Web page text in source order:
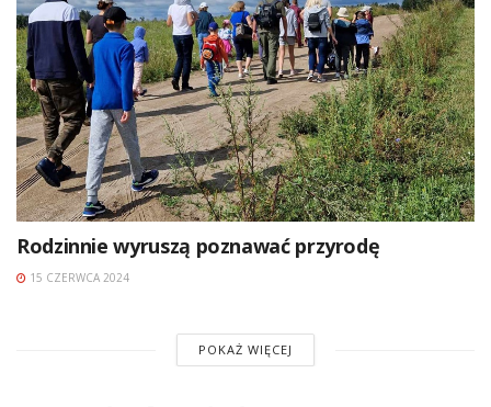
Rodzinnie wyruszą poznawać przyrodę
15 CZERWCA 2024
POKAŻ WIĘCEJ